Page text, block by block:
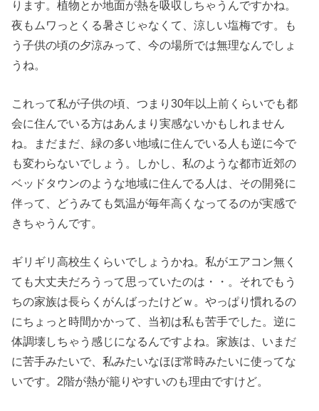
ります。植物とか地面が熱を吸収しちゃうんですかね。
夜もムワっとくる暑さじゃなくて、涼しい塩梅です。も
う子供の頃の夕涼みって、今の場所では無理なんでしょ
うね。
これって私が子供の頃、つまり30年以上前くらいでも都
会に住んでいる方はあんまり実感ないかもしれません
ね。まだまだ、緑の多い地域に住んでいる人も逆に今で
も変わらないでしょう。しかし、私のような都市近郊の
ベッドタウンのような地域に住んでる人は、その開発に
伴って、どうみても気温が毎年高くなってるのが実感で
きちゃうんです。
ギリギリ高校生くらいでしょうかね。私がエアコン無く
ても大丈夫だろうって思っていたのは・・。それでもう
ちの家族は長らくがんばったけどｗ。やっぱり慣れるの
にちょっと時間かかって、当初は私も苦手でした。逆に
体調壊しちゃう感じになるんですよね。家族は、いまだ
に苦手みたいで、私みたいなほぼ常時みたいに使ってな
いです。2階が熱が籠りやすいのも理由ですけど。